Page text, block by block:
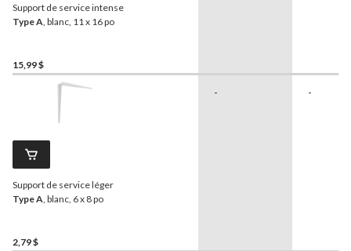
Support de service intense
Type A , blanc, 11 x 16 po
15,99 $
Support de service léger
Type A , blanc, 6 x 8 po
2,79 $
- -